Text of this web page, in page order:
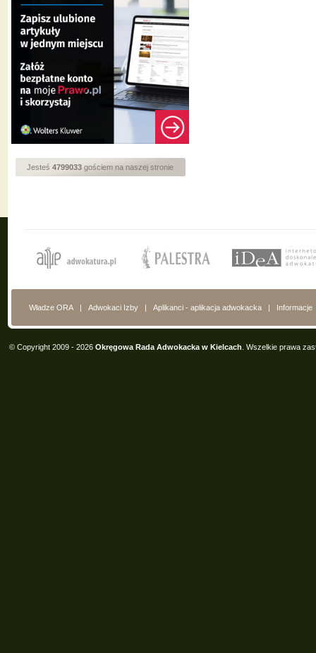
Jesteś 4799033 gościem na naszej stronie
Władze ORA | Adwokaci Izby | Aplikanci - aplikacja adwokacka | Informacje
© Copyright 2009 - 2026 Okręgowa Rada Adwokacka w Kielcach . Wszelkie prawa